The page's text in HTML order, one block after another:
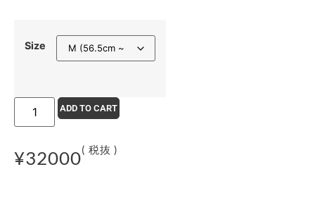
Size
ADD TO CART
¥32000( 税抜 )